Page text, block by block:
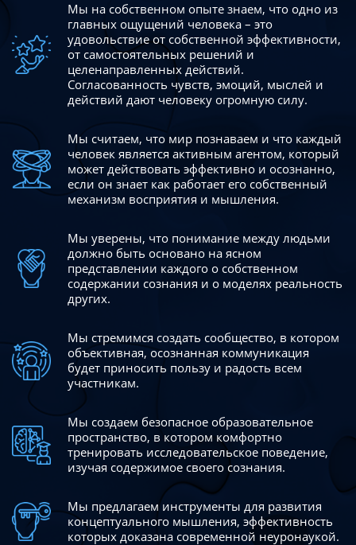
Мы на собственном опыте знаем, что одно из
главных ощущений человека – это
удовольствие от собственной эффективности,
от самостоятельных решений и
целенаправленных действий.
Согласованность чувств, эмоций, мыслей и
действий дают человеку огромную силу.
Мы считаем, что мир познаваем и что каждый
человек является активным агентом, который
может действовать эффективно и осознанно,
если он знает как работает его собственный
механизм восприятия и мышления.
Мы уверены, что понимание между людьми
должно быть основано на ясном
представлении каждого о собственном
содержании сознания и о моделях реальность
других.
Мы стремимся создать сообщество, в котором
объективная, осознанная коммуникация
будет приносить пользу и радость всем
участникам.
Мы создаем безопасное образовательное
пространство, в котором комфортно
тренировать исследовательское поведение,
изучая содержимое своего сознания.
Мы предлагаем инструменты для развития
концептуального мышления, эффективность
которых доказана современной неуронаукой.